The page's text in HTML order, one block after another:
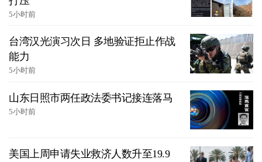
5小时前
台湾汉光演习次日 多地验证拒止作战
能力
5小时前
山东日照市两任政法委书记接连落马
5小时前
美国上周申请失业救济人数升至19.9